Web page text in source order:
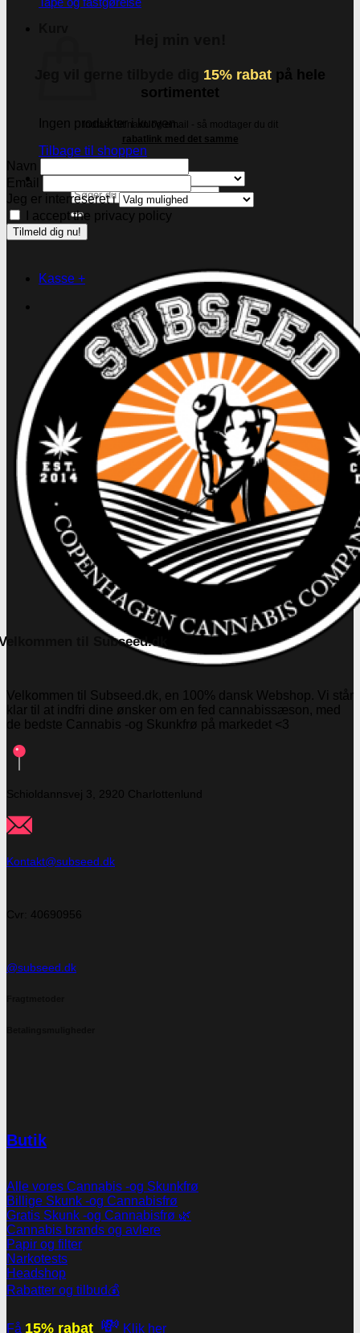
Ingen produkter i kurven.
Tilbage til shoppen
Søg
efter:
Kasse +
15% rabat på hele
sortimentet
Indtast dit navn og email - så modtager du dit
rabatlink med det samme
Navn
Email
Jeg er interreseret i
I accept the privacy policy
til Subseed.dk
Velkommen til Subseed.dk, en 100% dansk Webshop. Vi står
klar til at indfri dine ønsker om en fed cannabissæson, med
de bedste Cannabis -og Skunkfrø på markedet <3
Schioldannsvej 3, 2920 Charlottenlund
Kontakt@subseed.dk
Cvr: 40690956
@subseed.dk
Butik
Alle vores Cannabis -og Skunkfrø
Billige Skunk -og Cannabisfrø
Gratis Skunk -og Cannabisfrø 🌿
Cannabis brands og avlere
Papir og filter
Narkotests
Headshop
Rabatter og tilbud💰
Få 15% rabat 💸 Klik her